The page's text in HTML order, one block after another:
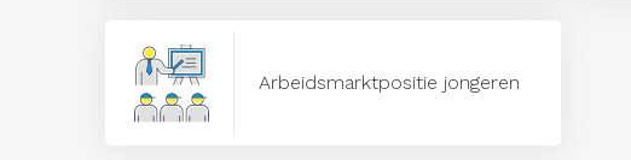
Arbeidsmarktpositie jongeren